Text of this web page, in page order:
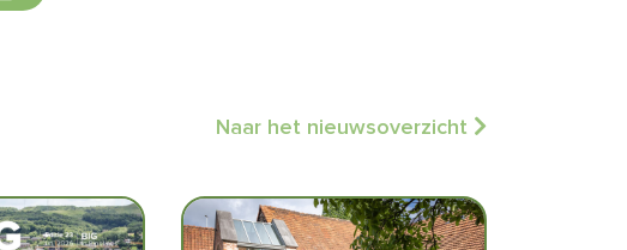
Naar het nieuwsoverzicht